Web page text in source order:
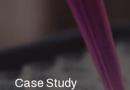
Case Study